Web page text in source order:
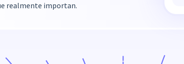
realmente importan.